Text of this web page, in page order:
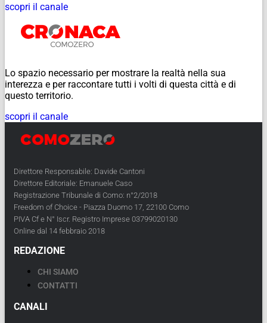
scopri il canale
Lo spazio necessario per mostrare la realtà nella sua
interezza e per raccontare tutti i volti di questa città e di
questo territorio.
scopri il canale
Direttore Responsabile: Davide Cantoni
Direttore Editoriale: Emanuele Caso
Registrazione Tribunale di Como: n°2/2018
Freedom of Choice - Piazza Duomo 17, 22100 Como
PIVA Cf e N° Iscr. Registro Imprese 03799020130
Online dal 14 febbraio 2018
REDAZIONE
CHI SIAMO
CONTATTI
CANALI